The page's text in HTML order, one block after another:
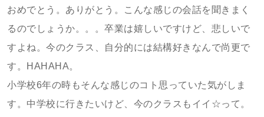
おめでとう。ありがとう。こんな感じの会話を聞きまく
るのでしょうか。。。卒業は嬉しいですけど、悲しいで
すよね。今のクラス、自分的には結構好きなんで尚更で
す。HAHAHA。
小学校6年の時もそんな感じのコト思っていた気がしま
す。中学校に行きたいけど、今のクラスもイイ☆って。